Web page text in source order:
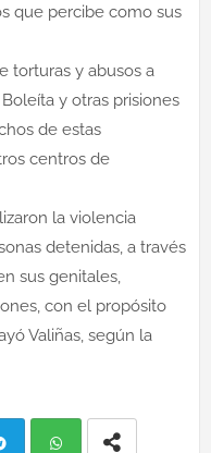
que percibe como sus
torturas y abusos a
y otras prisiones
de estas
centros de
la violencia
detenidas, a través
sus genitales,
con el propósito
Valiñas, según la